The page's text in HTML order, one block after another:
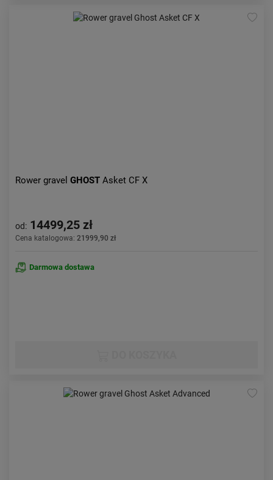
Rower gravel GHOST Asket CF X
od: 14499,25 zł
Cena katalogowa: 21999,90 zł
Darmowa dostawa